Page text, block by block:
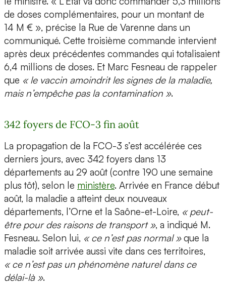
de doses complémentaires, pour un montant de
14 M € », précise la Rue de Varenne dans un
communiqué. Cette troisième commande intervient
après deux précédentes commandes qui totalisaient
6,4 millions de doses. Et Marc Fesneau de rappeler
que « le vaccin amoindrit les signes de la maladie,
mais n’empêche pas la contamination ».
342 foyers de FCO-3 fin août
La propagation de la FCO-3 s’est accélérée ces
derniers jours, avec 342 foyers dans 13
départements au 29 août (contre 190 une semaine
plus tôt), selon le ministère. Arrivée en France début
août, la maladie a atteint deux nouveaux
départements, l’Orne et la Saône-et-Loire, « peut-
être pour des raisons de transport », a indiqué M.
Fesneau. Selon lui, « ce n’est pas normal »que la
maladie soit arrivée aussi vite dans ces territoires,
« ce n’est pas un phénomène naturel dans ce
délai-là ».